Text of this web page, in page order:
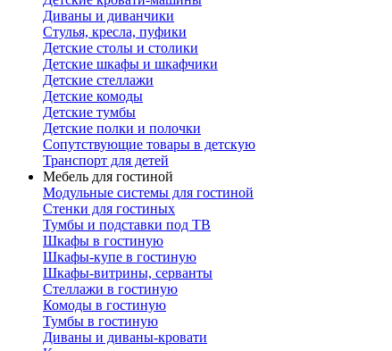
Диваны и диванчики
Стулья, кресла, пуфики
Детские столы и столики
Детские шкафы и шкафчики
Детские стеллажи
Детские комоды
Детские тумбы
Детские полки и полочки
Сопутствующие товары в детскую
Транспорт для детей
Мебель для гостиной
Модульные системы для гостиной
Стенки для гостиных
Тумбы и подставки под ТВ
Шкафы в гостиную
Шкафы-купе в гостиную
Шкафы-витрины, серванты
Стеллажи в гостиную
Комоды в гостиную
Тумбы в гостиную
Диваны и диваны-кровати